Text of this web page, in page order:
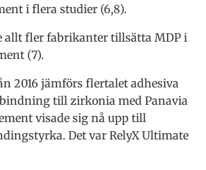
i flera studier (6,8).
allt fler fabrikanter tillsätta MDP i
(7).
2016 jämförs flertalet adhesiva
bindning till zirkonia med Panavia
visade sig nå upp till
Det var RelyX Ultimate